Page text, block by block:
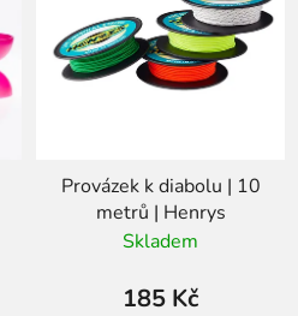
Provázek k diabolu | 10
metrů | Henrys
Skladem
185 Kč